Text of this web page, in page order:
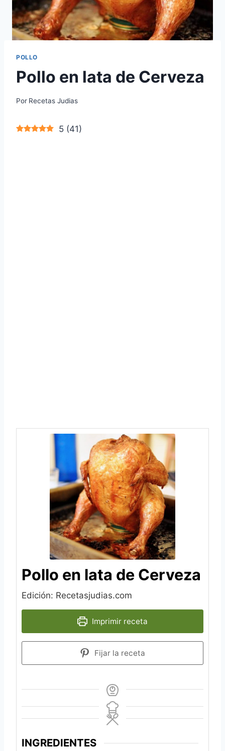
POLLO
Pollo en lata de Cerveza
Por Recetas Judias
5 (41)
Pollo en lata de Cerveza
Edición: Recetasjudias.com
Imprimir receta
Fijar la receta
INGREDIENTES